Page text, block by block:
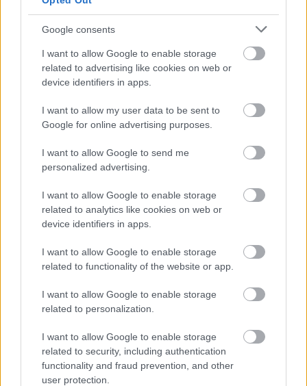
Google consents
I want to allow Google to enable storage
related to advertising like cookies on web or
device identifiers in apps.
I want to allow my user data to be sent to
Google for online advertising purposes.
I want to allow Google to send me
personalized advertising.
I want to allow Google to enable storage
related to analytics like cookies on web or
device identifiers in apps.
I want to allow Google to enable storage
related to functionality of the website or app.
I want to allow Google to enable storage
related to personalization.
I want to allow Google to enable storage
related to security, including authentication
functionality and fraud prevention, and other
user protection.
Megosztás
Itt állíthatod be , hogy a Google
keresőben könnyebben megtaláld a
glamour.hu cikkeit